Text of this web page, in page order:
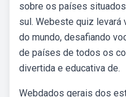
sobre os países
sul. Webeste quiz levará
do mundo, desafiando
de países de todos os
divertida e educativa de.
Webdados gerais dos